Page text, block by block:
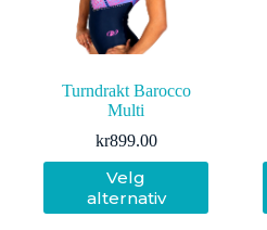
Turndrakt Barocco
Multi
kr899.00
Velg
alternativ
Dette
produktet
har